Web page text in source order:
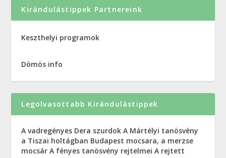
Kirándulástippek Partnereink
Keszthelyi programok
Dömös info
Legolvasottabb Kirándulástippek
A vadregényes Dera szurdok A Mártélyi tanösvény
a Tiszai holtágban Budapest mocsara, a merzse
mocsár A fényes tanösvény rejtelmei A rejtett